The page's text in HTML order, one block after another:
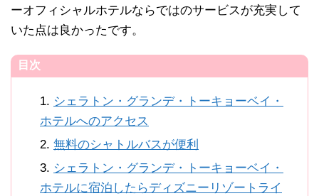
ーオフィシャルホテルならではのサービスが充実して
いた点は良かったです。
目次
シェラトン・グランデ・トーキョーベイ・
ホテルへのアクセス
無料のシャトルバスが便利
シェラトン・グランデ・トーキョーベイ・
ホテルに宿泊したらディズニーリゾートライ